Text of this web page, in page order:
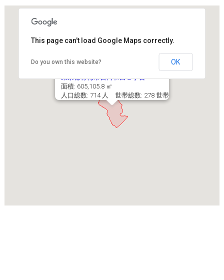
東京都青梅市日向和田２丁目
面積: 605,105.8 ㎡
人口総数: 714 人 世帯総数: 278 世帯
This page can't load Google Maps correctly.
Do you own this website? OK